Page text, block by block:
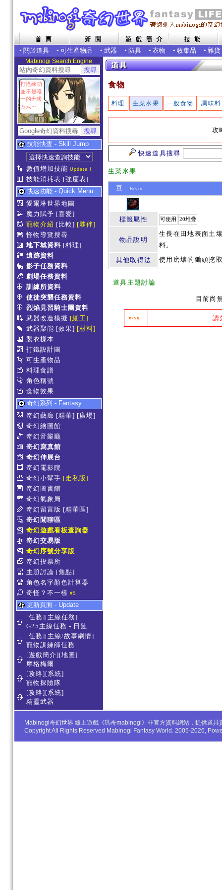
• 關於道具 • 可生產物品 • 武器 • 防具 • 衣物 • 收集品 • 雜貨
Mabinogi Search Engine
打怪練功
並不是唯
一的升級
方式～
技能快查 - Skill Jump
數值增加技能 Update !
技能消耗表 [強度表]
快速功能 - Quick Menu
愛爾琳世界地圖
魔力賦予 [喜愛]
寵物介紹 [比較] [夥伴]
怪物導覽搜尋
地下城資料 [料理]
遺跡資料
影子任務資料
劇場任務資料
訓練所資料
使徒突襲任務資料
烈焰見習騎士團資料
武器改造模擬 [細工]
武器聚能 [效果] [材料]
製衣樣本
打鐵設計圖
可生產物品
料理食譜
角色稱號
食物效果
奇幻系列 - Fantasy
奇幻藝廊 [精華] [廣場]
奇幻繪圖館
奇幻音樂廳
奇幻寫真館
奇幻伸展台
奇幻電影院
奇幻小幫手 [走私販]
奇幻圖書館
奇幻氣象局
奇幻留言版 [精華區]
奇幻閒聊區
奇幻遊戲看板查詢器
奇幻交易版
奇幻序號分享版
奇幻投票所
主題討論 [焦點]
角色名字顏色計算器
奇怪？不一樣 #5
更新頁面 - Update
[任務][主線任務]
G25主線任務 - 日蝕
[任務][主線/故事劇情]
寵物訓練師任務
[遊戲簡介][地圖]
摩格梅爾
[攻略][系統]
寵物探險隊
[攻略][系統]
精靈武器
食物
料理 生菜水果 一般食物 調味料
攻
快速道具搜尋
生菜水果
豆 - Bean
標籤屬性 可使用 20堆疊
物品說明
生長在田地表面土
料。
其他取得法
使用磨壞的鋤頭挖
道具主題討論
目前尚
msg. 請
Mabinogi奇幻世界 線上遊戲《瑪奇mabinogi》非官方資料網站，提供道
Copyright All Rights Reserved Mabinogi Fantasy World. 2005-2026,